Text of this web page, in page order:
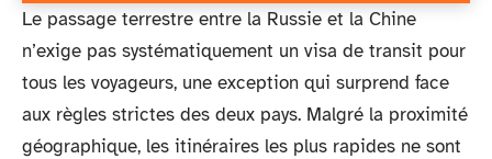
Le passage terrestre entre la Russie et la Chine
n’exige pas systématiquement un visa de transit pour
tous les voyageurs, une exception qui surprend face
aux règles strictes des deux pays. Malgré la proximité
géographique, les itinéraires les plus rapides ne sont